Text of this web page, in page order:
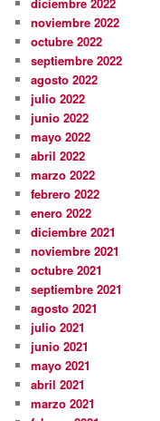
diciembre 2022
noviembre 2022
octubre 2022
septiembre 2022
agosto 2022
julio 2022
junio 2022
mayo 2022
abril 2022
marzo 2022
febrero 2022
enero 2022
diciembre 2021
noviembre 2021
octubre 2021
septiembre 2021
agosto 2021
julio 2021
junio 2021
mayo 2021
abril 2021
marzo 2021